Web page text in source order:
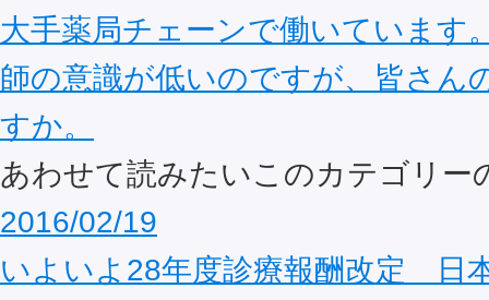
大手薬局チェーンで働いています
師の意識が低いのですが、皆さん
すか。
あわせて読みたいこのカテゴリー
2016/02/19
いよいよ28年度診療報酬改定 日